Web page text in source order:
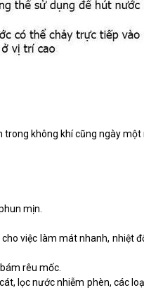
không khí cũng ngày một
mịn.
việc làm mát nhanh, nhiệt
rêu mốc.
lọc nước nhiễm phèn, các